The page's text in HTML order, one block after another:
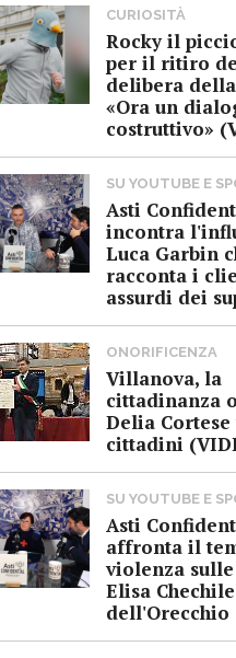
CURIOSITÀ
Rocky il
per il ritiro
delibera
«Ora un
costruttivo»
SU YOUTUBE E
Asti
incontra
Luca Garbin
racconta i
assurdi dei
ONORIFICENZA
Villanova, la
cittadinanza
Delia
cittadini
SU YOUTUBE E
Asti
affronta il
violenza
Elisa Chechile
dell'Orecchio